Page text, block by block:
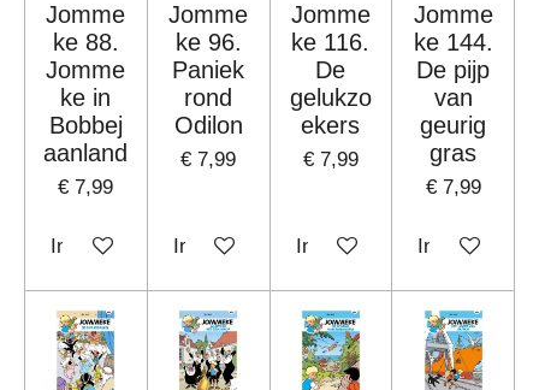
Jomme
ke 88.
Jomme
ke in
Bobbej
aanland
€ 7,99
In winkelwagen
Jomme
ke 96.
Paniek
rond
Odilon
€ 7,99
In winkelwagen
Jomme
ke 116.
De
gelukzo
ekers
€ 7,99
In winkelwagen
Jomme
ke 144.
De pijp
van
geurig
gras
€ 7,99
In